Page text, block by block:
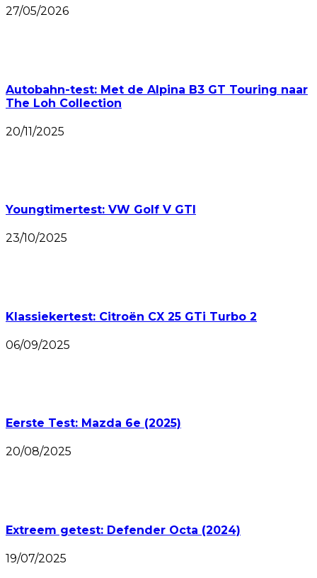
27/05/2026
Autobahn-test: Met de Alpina B3 GT Touring naar
The Loh Collection
20/11/2025
Youngtimertest: VW Golf V GTI
23/10/2025
Klassiekertest: Citroën CX 25 GTi Turbo 2
06/09/2025
Eerste Test: Mazda 6e (2025)
20/08/2025
Extreem getest: Defender Octa (2024)
19/07/2025